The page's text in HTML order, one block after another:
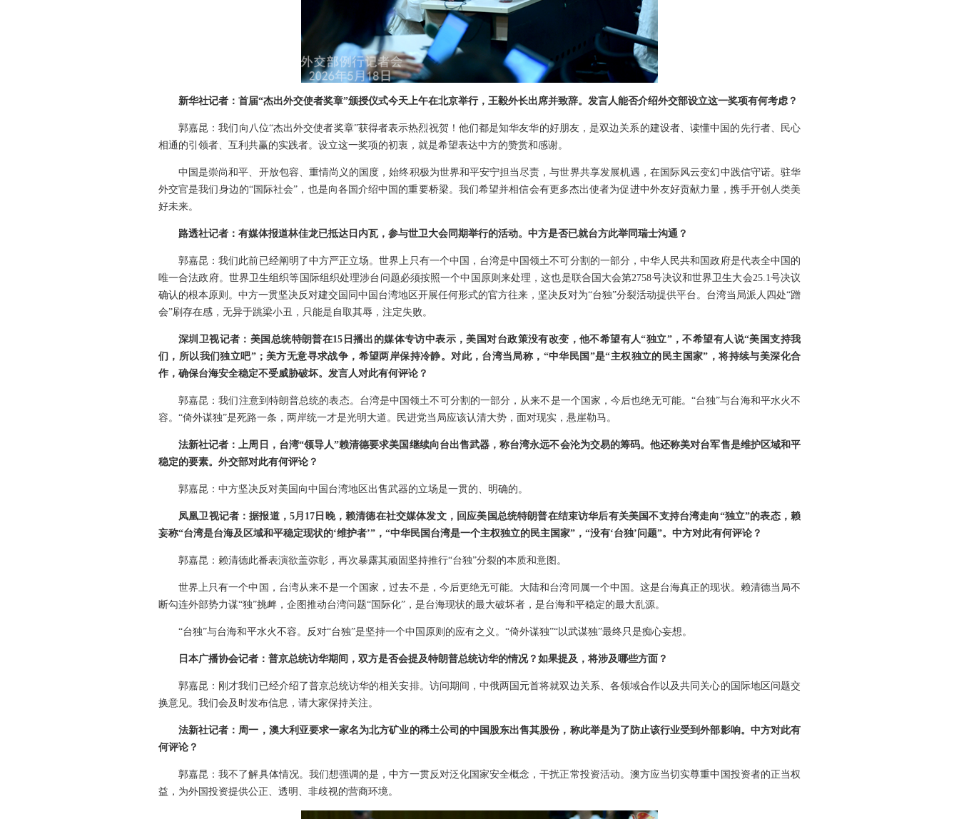
新华社记者：首届“杰出外交使者奖章”颁授仪式今天上午在北京举行，王毅外长出席并致辞。发言人能否介绍外交部设立这一奖项有何考虑？
郭嘉昆：我们向八位“杰出外交使者奖章”获得者表示热烈祝贺！他们都是知华友华的好朋友，是双边关系的建设者、读懂中国的先行者、民心
相通的引领者、互利共赢的实践者。设立这一奖项的初衷，就是希望表达中方的赞赏和感谢。
中国是崇尚和平、开放包容、重情尚义的国度，始终积极为世界和平安宁担当尽责，与世界共享发展机遇，在国际风云变幻中践信守诺。驻华
外交官是我们身边的“国际社会”，也是向各国介绍中国的重要桥梁。我们希望并相信会有更多杰出使者为促进中外友好贡献力量，携手开创人类美
好未来。
路透社记者：有媒体报道林佳龙已抵达日内瓦，参与世卫大会同期举行的活动。中方是否已就台方此举同瑞士沟通？
郭嘉昆：我们此前已经阐明了中方严正立场。世界上只有一个中国，台湾是中国领土不可分割的一部分，中华人民共和国政府是代表全中国的
唯一合法政府。世界卫生组织等国际组织处理涉台问题必须按照一个中国原则来处理，这也是联合国大会第2758号决议和世界卫生大会25.1号决议
确认的根本原则。中方一贯坚决反对建交国同中国台湾地区开展任何形式的官方往来，坚决反对为“台独”分裂活动提供平台。台湾当局派人四处“蹭
会”刷存在感，无异于跳梁小丑，只能是自取其辱，注定失败。
深圳卫视记者：美国总统特朗普在15日播出的媒体专访中表示，美国对台政策没有改变，他不希望有人“独立”，不希望有人说“美国支持我
们，所以我们独立吧”；美方无意寻求战争，希望两岸保持冷静。对此，台湾当局称，“中华民国”是“主权独立的民主国家”，将持续与美深化合
作，确保台海安全稳定不受威胁破坏。发言人对此有何评论？
郭嘉昆：我们注意到特朗普总统的表态。台湾是中国领土不可分割的一部分，从来不是一个国家，今后也绝无可能。“台独”与台海和平水火不
容。“倚外谋独”是死路一条，两岸统一才是光明大道。民进党当局应该认清大势，面对现实，悬崖勒马。
法新社记者：上周日，台湾“领导人”赖清德要求美国继续向台出售武器，称台湾永远不会沦为交易的筹码。他还称美对台军售是维护区域和平
稳定的要素。外交部对此有何评论？
郭嘉昆：中方坚决反对美国向中国台湾地区出售武器的立场是一贯的、明确的。
凤凰卫视记者：据报道，5月17日晚，赖清德在社交媒体发文，回应美国总统特朗普在结束访华后有关美国不支持台湾走向“独立”的表态，赖
妄称“台湾是台海及区域和平稳定现状的‘维护者’”，“中华民国台湾是一个主权独立的民主国家”，“没有‘台独’问题”。中方对此有何评论？
郭嘉昆：赖清德此番表演欲盖弥彰，再次暴露其顽固坚持推行“台独”分裂的本质和意图。
世界上只有一个中国，台湾从来不是一个国家，过去不是，今后更绝无可能。大陆和台湾同属一个中国。这是台海真正的现状。赖清德当局不
断勾连外部势力谋“独”挑衅，企图推动台湾问题“国际化”，是台海现状的最大破坏者，是台海和平稳定的最大乱源。
“台独”与台海和平水火不容。反对“台独”是坚持一个中国原则的应有之义。“倚外谋独”“以武谋独”最终只是痴心妄想。
日本广播协会记者：普京总统访华期间，双方是否会提及特朗普总统访华的情况？如果提及，将涉及哪些方面？
郭嘉昆：刚才我们已经介绍了普京总统访华的相关安排。访问期间，中俄两国元首将就双边关系、各领域合作以及共同关心的国际地区问题交
换意见。我们会及时发布信息，请大家保持关注。
法新社记者：周一，澳大利亚要求一家名为北方矿业的稀土公司的中国股东出售其股份，称此举是为了防止该行业受到外部影响。中方对此有
何评论？
郭嘉昆：我不了解具体情况。我们想强调的是，中方一贯反对泛化国家安全概念，干扰正常投资活动。澳方应当切实尊重中国投资者的正当权
益，为外国投资提供公正、透明、非歧视的营商环境。